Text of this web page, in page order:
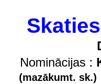
Nominācijas :
(mazākumt. sk.)